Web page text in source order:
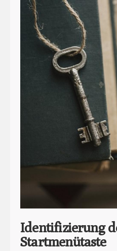
Identifizierung
Startmenütaste